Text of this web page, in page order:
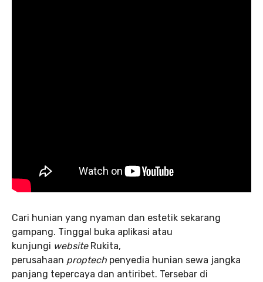
Cari hunian yang nyaman dan estetik sekarang
gampang. Tinggal buka aplikasi atau
kunjungi websiteRukita,
perusahaan proptech penyedia hunian sewa jangka
panjang tepercaya dan antiribet. Tersebar di